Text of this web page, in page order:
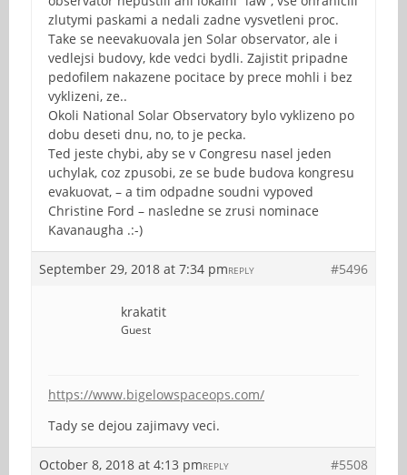
zlutymi paskami a nedali zadne vysvetleni proc.
Take se neevakuovala jen Solar observator, ale i
vedlejsi budovy, kde vedci bydli. Zajistit pripadne
pedofilem nakazene pocitace by prece mohli i bez
vyklizeni, ze..
Okoli National Solar Observatory bylo vyklizeno po
dobu deseti dnu, no, to je pecka.
Ted jeste chybi, aby se v Congresu nasel jeden
uchylak, coz zpusobi, ze se bude budova kongresu
evakuovat, – a tim odpadne soudni vypoved
Christine Ford – nasledne se zrusi nominace
Kavanaugha .:-)
September 29, 2018 at 7:34 pm #5496
REPLY
krakatit
Guest
https://www.bigelowspaceops.com/
Tady se dejou zajimavy veci.
October 8, 2018 at 4:13 pm #5508
REPLY